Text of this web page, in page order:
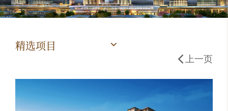
精选项目
上一页